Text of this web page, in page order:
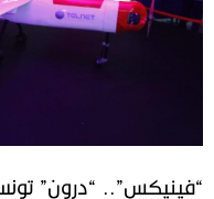
“فينيكس”.. “درون”